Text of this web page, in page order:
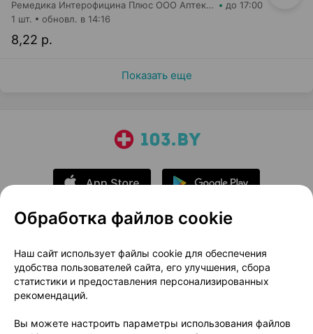
Ремедика Интерофицина Плюс ООО Аптека №14 до 17:00
8,22 р.
1 шт. обновл. в 14:16
Показать еще
О проекте
Новости проекта
Размещение рекламы
Медицинский маркетинг
Публичный договор
Доставка
Способы оплаты
Вакансии Партнеры
Обработка файлов cookie
Наш сайт использует файлы cookie для обеспечения
удобства пользователей сайта, его улучшения, сбора
статистики и предоставления персонализированных
рекомендаций.
Вы можете настроить параметры использования файлов